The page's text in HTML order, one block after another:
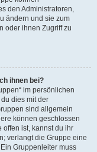
den Administratoren,
ändern und sie zum
oder ihnen Zugriff zu
ihnen bei?
im persönlichen
dies mit der
sind allgemein
können geschlossen
offen ist, kannst du ihr
verlangt die Gruppe eine
Gruppenleiter muss